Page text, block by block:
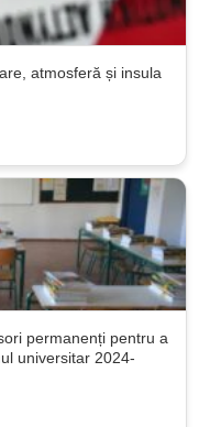
atmosferă și insula
permanenți pentru a
universitar 2024-